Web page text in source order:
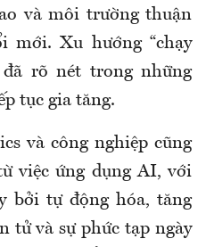
và môi trường thuận
mới. Xu hướng “chạy
rõ nét trong những
tục gia tăng.
và công nghiệp cũng
việc ứng dụng AI, với
bởi tự động hóa, tăng
tử và sự phức tạp ngày